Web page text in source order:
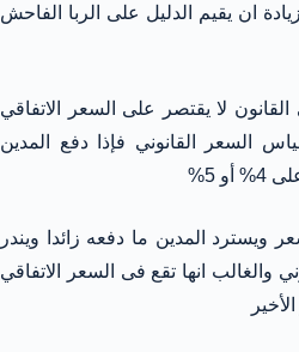
ان يقيم الدليل على الربا الفاحش
لا يقتصر على السعر الاتفاقي
السعر القانوني فإذا دفع المدين
5%
ويسترد المدين ما دفعه زائدا ويندر
والغالب انها تقع فى السعر الاتفاقي